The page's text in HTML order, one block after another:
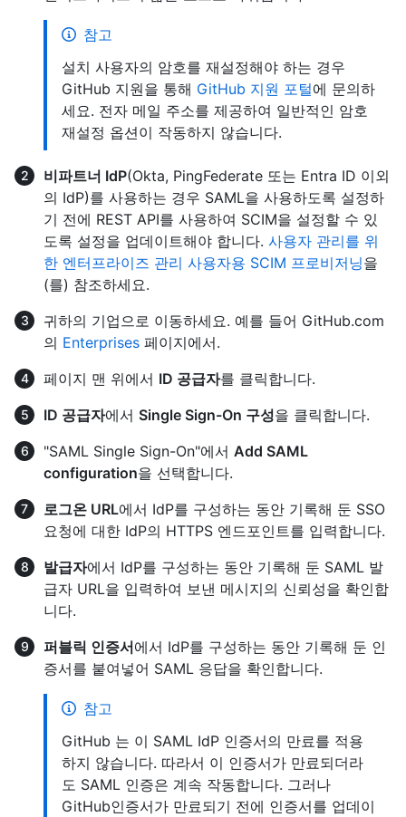
참고
설치 사용자의 암호를 재설정해야 하는 경우
GitHub 지원을 통해 GitHub 지원 포털에 문의하
세요. 전자 메일 주소를 제공하여 일반적인 암호
재설정 옵션이 작동하지 않습니다.
비파트너 IdP(Okta, PingFederate 또는 Entra ID 이외
의 IdP)를 사용하는 경우 SAML을 사용하도록 설정하
기 전에 REST API를 사용하여 SCIM을 설정할 수 있
도록 설정을 업데이트해야 합니다. 사용자 관리를 위
한 엔터프라이즈 관리 사용자용 SCIM 프로비저닝을
(를) 참조하세요.
귀하의 기업으로 이동하세요. 예를 들어 GitHub.com
의 Enterprises 페이지에서.
페이지 맨 위에서 ID 공급자를 클릭합니다.
ID 공급자에서 Single Sign-On 구성을 클릭합니다.
"SAML Single Sign-On"에서 Add SAML
configuration을 선택합니다.
로그온 URL에서 IdP를 구성하는 동안 기록해 둔 SSO
요청에 대한 IdP의 HTTPS 엔드포인트를 입력합니다.
발급자에서 IdP를 구성하는 동안 기록해 둔 SAML 발
급자 URL을 입력하여 보낸 메시지의 신뢰성을 확인합
니다.
퍼블릭 인증서에서 IdP를 구성하는 동안 기록해 둔 인
증서를 붙여넣어 SAML 응답을 확인합니다.
참고
GitHub 는 이 SAML IdP 인증서의 만료를 적용
하지 않습니다. 따라서 이 인증서가 만료되더라
도 SAML 인증은 계속 작동합니다. 그러나
GitHub인증서가 만료되기 전에 인증서를 업데이